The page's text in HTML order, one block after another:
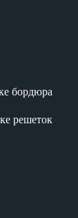
бордюра
решеток